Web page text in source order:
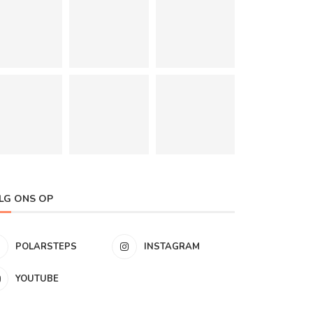
ONS OP
POLARSTEPS INSTAGRAM
YOUTUBE